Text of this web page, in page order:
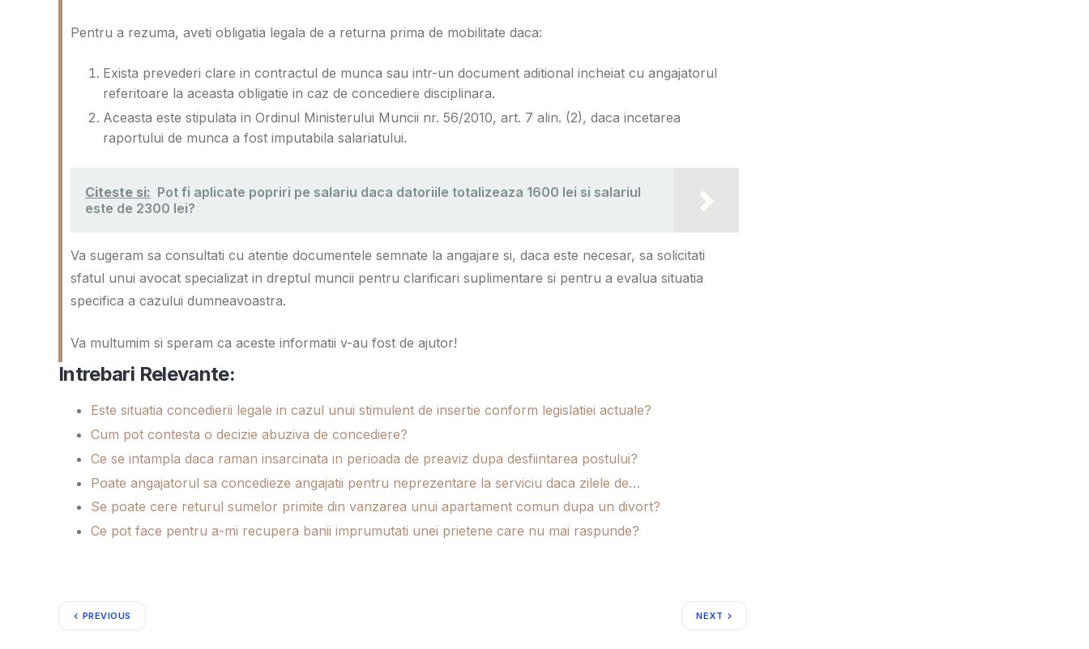
Pentru a rezuma, aveti obligatia legala de a returna prima de mobilitate daca:
Exista prevederi clare in contractul de munca sau intr-un document aditional incheiat cu angajatorul
referitoare la aceasta obligatie in caz de concediere disciplinara.
Aceasta este stipulata in Ordinul Ministerului Muncii nr. 56/2010, art. 7 alin. (2), daca incetarea
raportului de munca a fost imputabila salariatului.
Citeste si: Pot fi aplicate popriri pe salariu daca datoriile totalizeaza 1600 lei si salariul
este de 2300 lei?
Va sugeram sa consultati cu atentie documentele semnate la angajare si, daca este necesar, sa solicitati
sfatul unui avocat specializat in dreptul muncii pentru clarificari suplimentare si pentru a evalua situatia
specifica a cazului dumneavoastra.
Va multumim si speram ca aceste informatii v-au fost de ajutor!
Intrebari Relevante:
Este situatia concedierii legale in cazul unui stimulent de insertie conform legislatiei actuale?
Cum pot contesta o decizie abuziva de concediere?
Ce se intampla daca raman insarcinata in perioada de preaviz dupa desfiintarea postului?
Poate angajatorul sa concedieze angajatii pentru neprezentare la serviciu daca zilele de…
Se poate cere returul sumelor primite din vanzarea unui apartament comun dupa un divort?
Ce pot face pentru a-mi recupera banii imprumutati unei prietene care nu mai raspunde?
PREVIOUS NEXT